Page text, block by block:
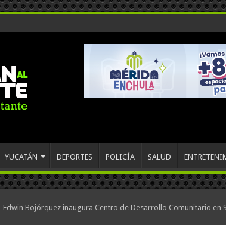
YUCATÁN DEPORTES POLICÍA SALUD
Edwin Bojórquez inaugura Centro de Desarrollo Comunitario en